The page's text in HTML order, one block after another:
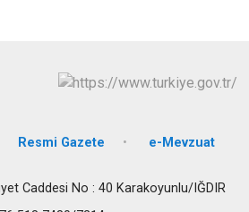
Resmi Gazete e-Mevzuat
Caddesi No : 40 Karakoyunlu/IĞDIR